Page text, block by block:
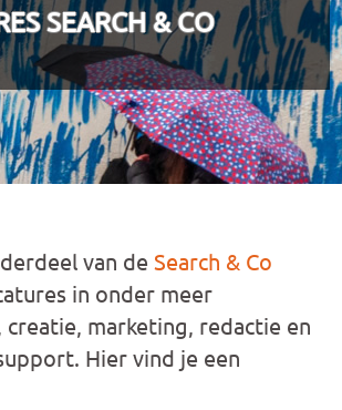
SEARCH & CO
van deSearch & Co
in onder meer
creatie, marketing, redactie en
Hier vind je een